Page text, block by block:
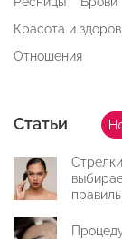
Красота и
Отношения
Статьи